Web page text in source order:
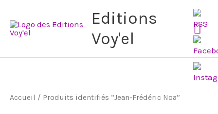
contenu
Editions
Voy'el
Accueil / Produits identifiés “Jean-Frédéric Noa”